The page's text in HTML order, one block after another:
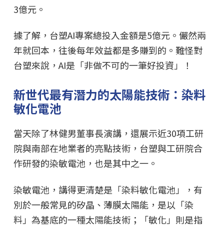
3億元。
據了解，台塑AI專案總投入金額是5億元。儼然兩
年就回本，往後每年效益都是多賺到的。難怪對
台塑來說，AI是「非做不可的一筆好投資」！
新世代最有潛力的太陽能技術：染料
敏化電池
當天除了林健男董事長演講，還展示近30項工研
院與南部在地業者的亮點技術，台塑與工研院合
作研發的染敏電池，也是其中之一。
染敏電池，講得更清楚是「染料敏化電池」，有
別於一般常見的矽晶、薄膜太陽能，是以「染
料」為基底的一種太陽能技術；「敏化」則是指